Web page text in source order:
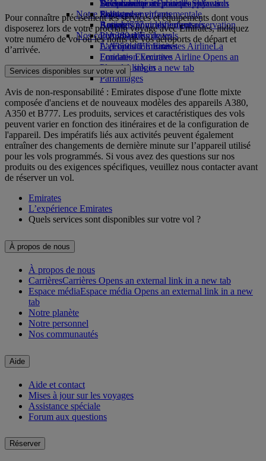
Boissons
Notre flotte
Boeing 777
L’A380 d’Emirates
L’A350 d’Emirates
Emirates Executive
Plan des sièges
Divertissements pour les enfants
Jouets pour enfants
Activités pour les enfants
La durabilité en pratique
Politique environnementale
Rapports environnementaux
Nos communautés
La Fondation Emirates AirlineLa
Fondation Emirates Airline Opens an
external link in a new tab
Parrainages
Se connecter à Emirates Skywards
Skywards+
Téléphone portable et l'application
Emirates
Annuler ou modifier une réservation
Perturbations de vols
À propos d’Emirates
Pour connaître précisément les services et équipements dont vous
disposerez lors de votre prochain voyage avec Emirates, indiquez
votre numéro de vol ou les noms de vos aéroports de départ et
d’arrivée.
Services disponibles sur votre vol
Avis de non-responsabilité : Emirates dispose d'une flotte mixte
composée d'anciens et de nouveaux modèles des appareils A380,
A350 et B777. Les produits, services et caractéristiques des vols
peuvent varier en fonction des itinéraires et de la configuration de
l'appareil. Des impératifs liés aux activités peuvent également
entraîner des changements de dernière minute sur l’appareil utilisé
pour les vols programmés. Si vous avez des questions sur nos
produits ou des exigences spécifiques, veuillez nous contacter avant
de réserver un vol.
Emirates
L’expérience Emirates
Quels services sont disponibles sur votre vol ?
À propos de nous
À propos de nous
CarrièresCarrières Opens an external link in a new tab
Espace médiaEspace média Opens an external link in a new
tab
Notre planète
Notre personnel
Nos communautés
Aide
Aide et contact
Mises à jour sur les voyages
Assistance spéciale
Forum aux questions
Réserver